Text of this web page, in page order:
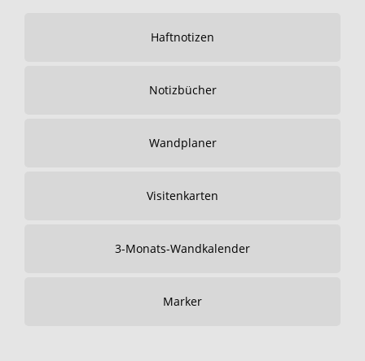
Haftnotizen
Notizbücher
Wandplaner
Visitenkarten
3-Monats-Wandkalender
Marker